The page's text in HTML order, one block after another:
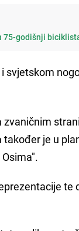
75-godišnji
svjetskom
zvaničnim
također je u
te